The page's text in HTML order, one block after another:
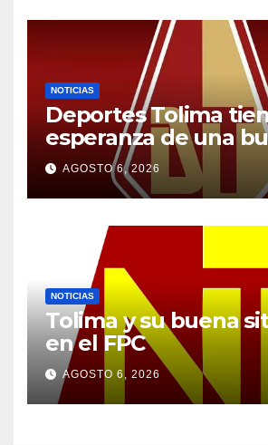
NOTICIAS
Deportes Tolima
esperanza de una
2026-2
AGOSTO 6, 2026
NOTICIAS
Tolima y su buena
en el FPC
AGOSTO 6, 2026